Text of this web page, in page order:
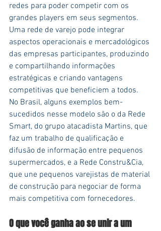
redes para poder competir com os
grandes players em seus segmentos.
Uma rede de varejo pode integrar
aspectos operacionais e mercadológicos
das empresas participantes, produzindo
e compartilhando informações
estratégicas e criando vantagens
competitivas que beneficiem a todos.
No Brasil, alguns exemplos bem-
sucedidos nesse modelo são o da Rede
Smart, do grupo atacadista Martins, que
faz um trabalho de qualificação e
difusão de informação entre pequenos
supermercados, e a Rede Constru&Cia,
que une pequenos varejistas de material
de construção para negociar de forma
mais competitiva com fornecedores.
O que você ganha ao se unir a um